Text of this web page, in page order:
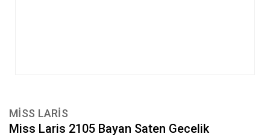
MİSS LARİS
Miss Laris 2105 Bayan Saten Gecelik